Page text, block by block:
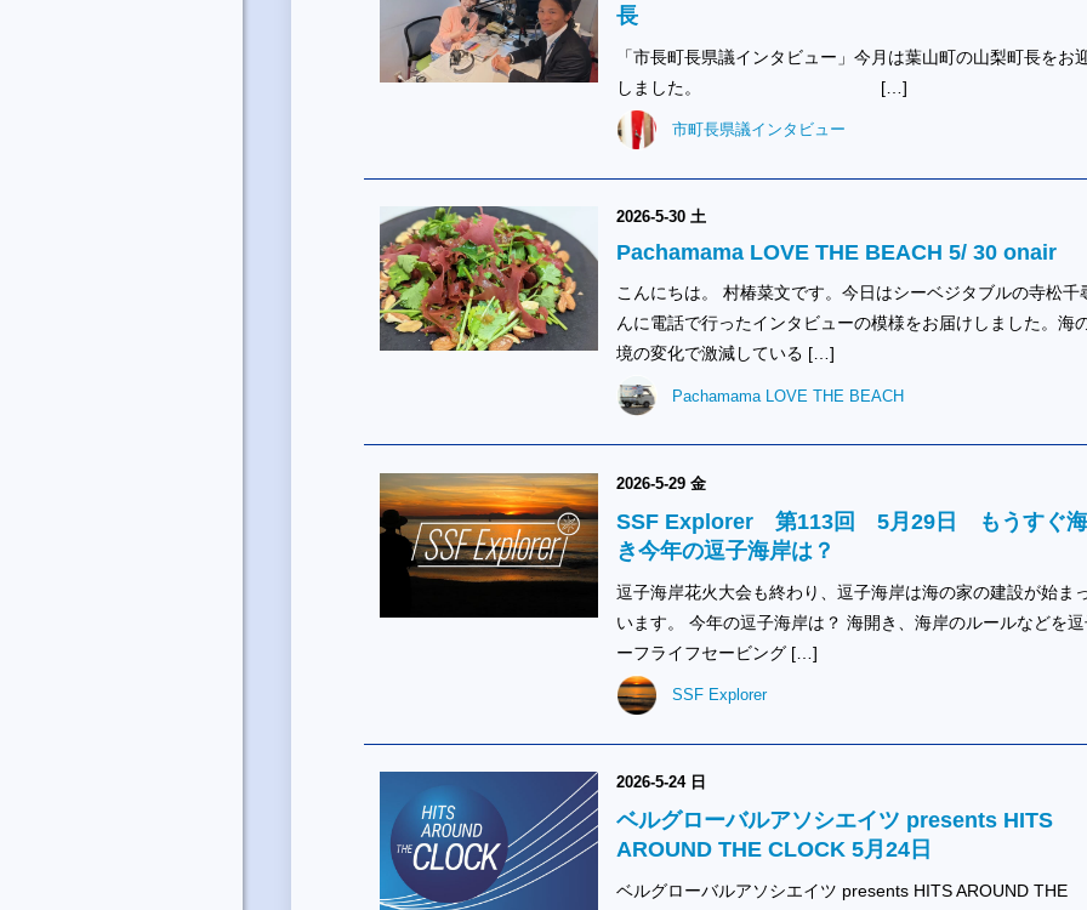
長
「市長町長県議インタビュー」今月は葉山町の山梨町長をお
しました。 […]
市町長県議インタビュー
2026-5-30 土
Pachamama LOVE THE BEACH 5/ 30 onair
こんにちは。 村椿菜文です。今日はシーベジタブルの寺松千
んに電話で行ったインタビューの模様をお届けしました。海
境の変化で激減している […]
Pachamama LOVE THE BEACH
2026-5-29 金
SSF Explorer 第113回 5月29日 もうすぐ
き今年の逗子海岸は？
逗子海岸花火大会も終わり、逗子海岸は海の家の建設が始ま
います。 今年の逗子海岸は？ 海開き、海岸のルールなどを
ーフライフセービング […]
SSF Explorer
2026-5-24 日
ベルグローバルアソシエイツ presents HITS
AROUND THE CLOCK 5月24日
ベルグローバルアソシエイツ presents HITS AROUND THE